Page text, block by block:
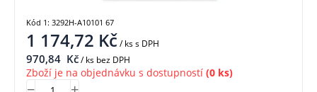
1 174,72 Kč/ kss DPH
970,84 Kč/ ks bez DPH
Zboží je na objednávku s dostupností (0 ks)
Kód 1: 3292H-A10101 67